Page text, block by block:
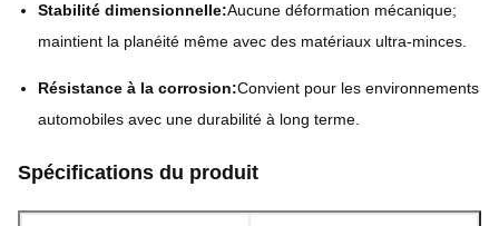
Stabilité dimensionnelle:Aucune déformation mécanique;
maintient la planéité même avec des matériaux ultra-minces.
Résistance à la corrosion:Convient pour les environnements
automobiles avec une durabilité à long terme.
Spécifications du produit